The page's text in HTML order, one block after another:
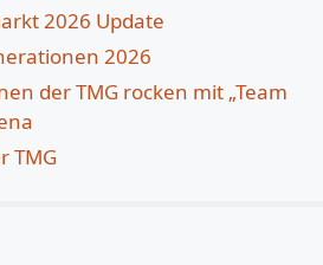
2026 Update
2026
der TMG rocken mit „Team
TMG